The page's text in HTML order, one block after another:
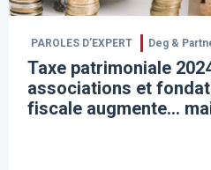
PAROLES D’EXPERT Deg &
Taxe patrimoniale
associations et
fiscale augmente…